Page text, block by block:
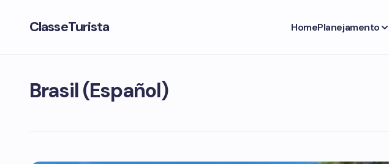
ClasseTurista HomePlanejamento
Brasil (Español)